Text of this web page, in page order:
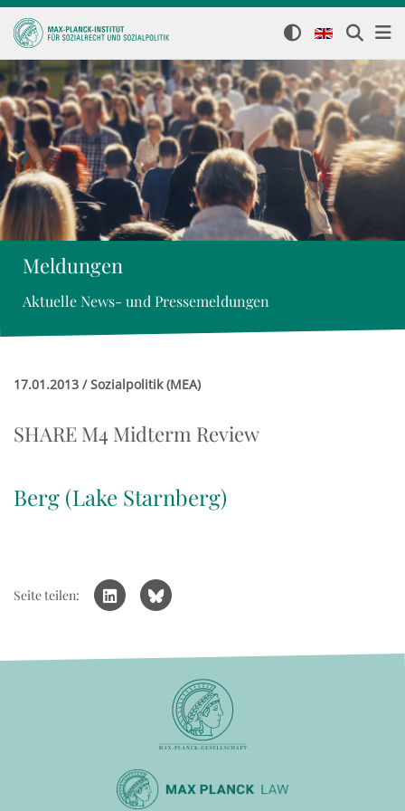
Meldungen
Aktuelle News- und Pressemeldungen
17.01.2013 / Sozialpolitik (MEA)
SHARE M4 Midterm Review
Berg (Lake Starnberg)
Seite teilen: